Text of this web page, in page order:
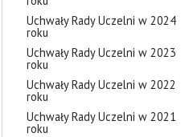
Uchwały Rady Uczelni w 2024
roku
Uchwały Rady Uczelni w 2023
roku
Uchwały Rady Uczelni w 2022
roku
Uchwały Rady Uczelni w 2021
roku